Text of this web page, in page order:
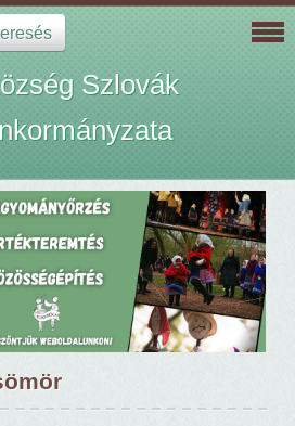
Szlovák